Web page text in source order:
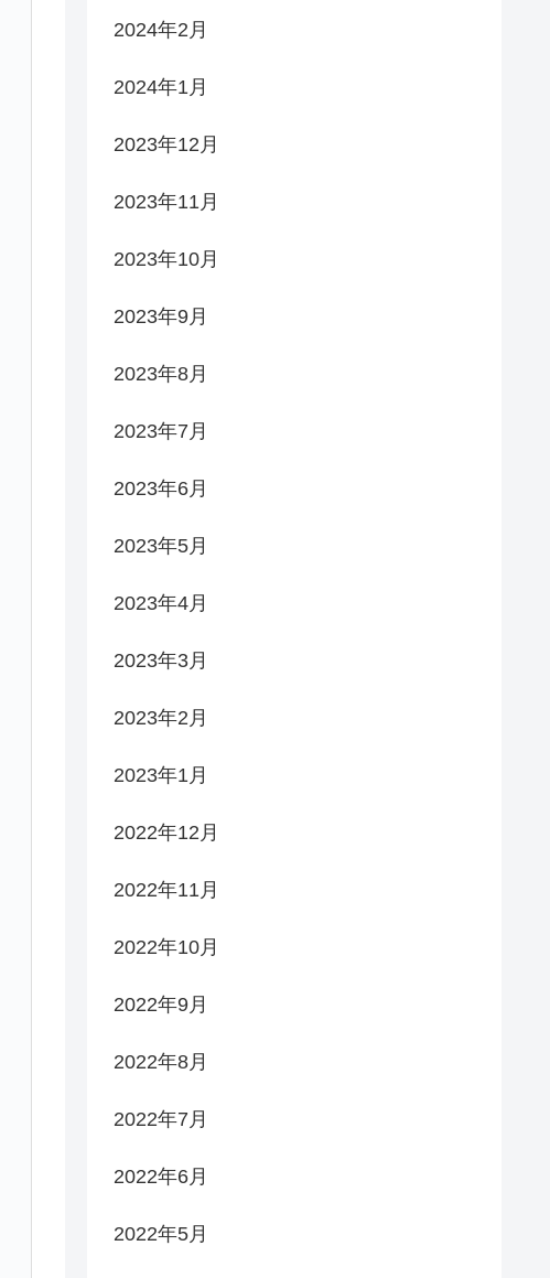
2024年2月
2024年1月
2023年12月
2023年11月
2023年10月
2023年9月
2023年8月
2023年7月
2023年6月
2023年5月
2023年4月
2023年3月
2023年2月
2023年1月
2022年12月
2022年11月
2022年10月
2022年9月
2022年8月
2022年7月
2022年6月
2022年5月